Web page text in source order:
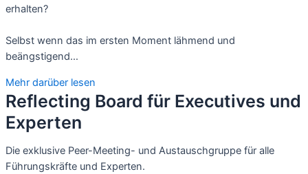
erhalten?
Selbst wenn das im ersten Moment lähmend und
beängstigend…
Mehr darüber lesen
Reflecting Board für Executives und
Experten
Die exklusive Peer-Meeting- und Austauschgruppe für alle
Führungskräfte und Experten.